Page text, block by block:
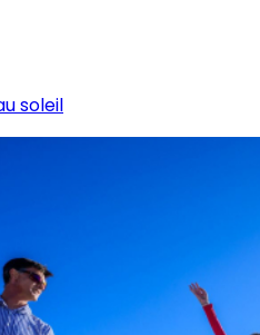
soleil